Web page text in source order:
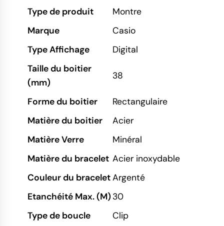
Type de produit
Montre
Marque
Casio
Type Affichage
Digital
Taille du boitier
(mm)
38
Forme du boitier
Rectangulaire
Matière du boitier
Acier
Matière Verre
Minéral
Matière du bracelet Acier inoxydable
Couleur du braceletArgenté
Etanchéité Max. (M)30
Type de boucle
Clip